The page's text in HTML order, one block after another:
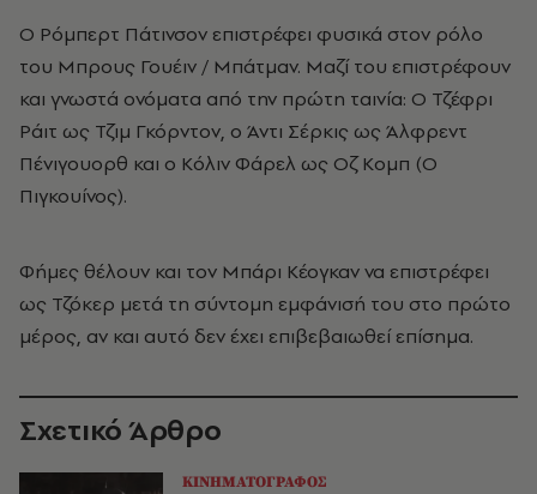
Ο Ρόμπερτ Πάτινσον επιστρέφει φυσικά στον ρόλο
του Μπρους Γουέιν / Μπάτμαν. Μαζί του επιστρέφουν
και γνωστά ονόματα από την πρώτη ταινία: Ο Τζέφρι
Ράιτ ως Τζιμ Γκόρντον, o Άντι Σέρκις ως Άλφρεντ
Πένιγουορθ και ο Κόλιν Φάρελ ως Οζ Κομπ (Ο
Πιγκουίνος).
Φήμες θέλουν και τον Μπάρι Κέογκαν να επιστρέφει
ως Τζόκερ μετά τη σύντομη εμφάνισή του στο πρώτο
μέρος, αν και αυτό δεν έχει επιβεβαιωθεί επίσημα.
Σχετικό Άρθρο
ΚΙΝΗΜΑΤΟΓΡΑΦΟΣ